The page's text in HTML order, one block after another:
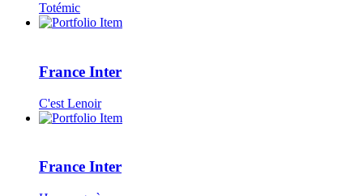
Totémic
France Inter
C'est Lenoir
France Inter